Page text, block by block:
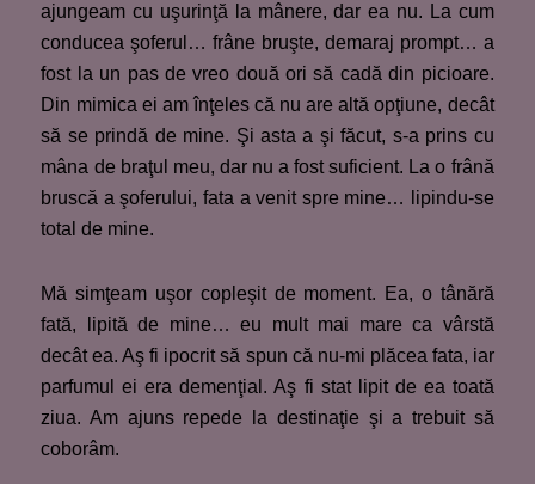
ajungeam cu uşurinţă la mânere, dar ea nu. La cum
conducea şoferul… frâne bruşte, demaraj prompt… a
fost la un pas de vreo două ori să cadă din picioare.
Din mimica ei am înţeles că nu are altă opţiune, decât
să se prindă de mine. Şi asta a şi făcut, s-a prins cu
mâna de braţul meu, dar nu a fost suficient. La o frână
bruscă a şoferului, fata a venit spre mine… lipindu-se
total de mine.
Mă simţeam uşor copleşit de moment. Ea, o tânără
fată, lipită de mine… eu mult mai mare ca vârstă
decât ea. Aş fi ipocrit să spun că nu-mi plăcea fata, iar
parfumul ei era demenţial. Aş fi stat lipit de ea toată
ziua. Am ajuns repede la destinaţie şi a trebuit să
coborâm.